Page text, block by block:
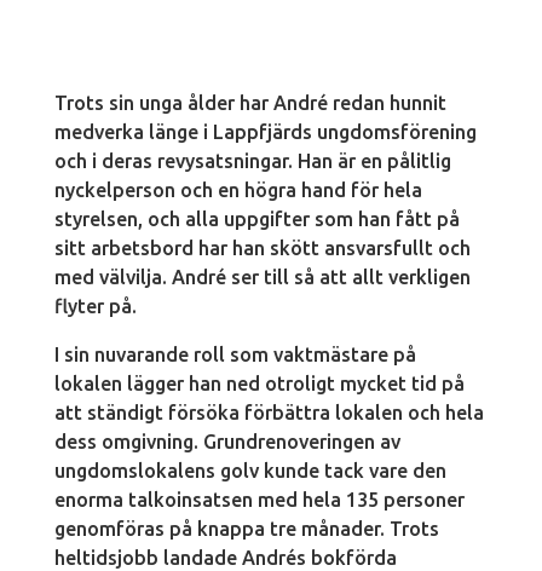
Trots sin unga ålder har André redan hunnit
medverka länge i Lappfjärds ungdomsförening
och i deras revysatsningar. Han är en pålitlig
nyckelperson och en högra hand för hela
styrelsen, och alla uppgifter som han fått på
sitt arbetsbord har han skött ansvarsfullt och
med välvilja. André ser till så att allt verkligen
flyter på.
I sin nuvarande roll som vaktmästare på
lokalen lägger han ned otroligt mycket tid på
att ständigt försöka förbättra lokalen och hela
dess omgivning. Grundrenoveringen av
ungdomslokalens golv kunde tack vare den
enorma talkoinsatsen med hela 135 personer
genomföras på knappa tre månader. Trots
heltidsjobb landade Andrés bokförda